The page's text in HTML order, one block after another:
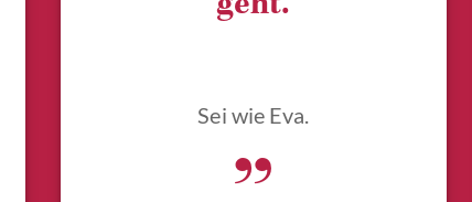
geht.
Sei wie Eva.
„